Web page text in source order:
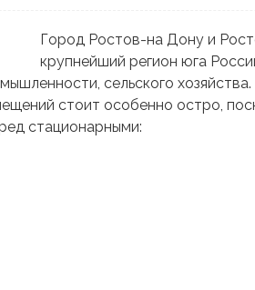
Город Ростов-на Дону и
крупнейший регион юга
сельского
стоит особенно остро,
стационарными: